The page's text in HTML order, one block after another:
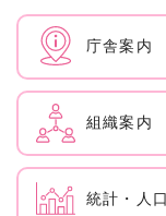
庁舎案内
組織案内
統計・人口